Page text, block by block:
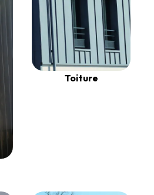
Toiture